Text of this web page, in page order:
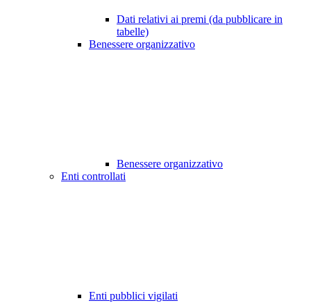
Dati relativi ai premi (da pubblicare in
tabelle)
Benessere organizzativo
Benessere organizzativo
Enti controllati
Enti pubblici vigilati